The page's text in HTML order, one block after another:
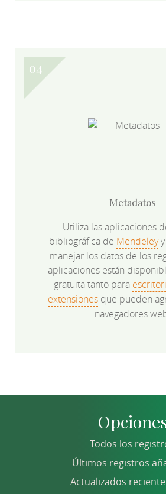
Metadatos
Utiliza las aplicaciones
bibliográfica de Mendeleyy
manejar los datos de los
aplicaciones están
gratuita tanto para
extensiones que pueden
navegadores
Todos los
Últimos registros
Actualizados